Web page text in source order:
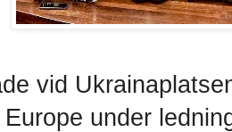
vid
Europe under